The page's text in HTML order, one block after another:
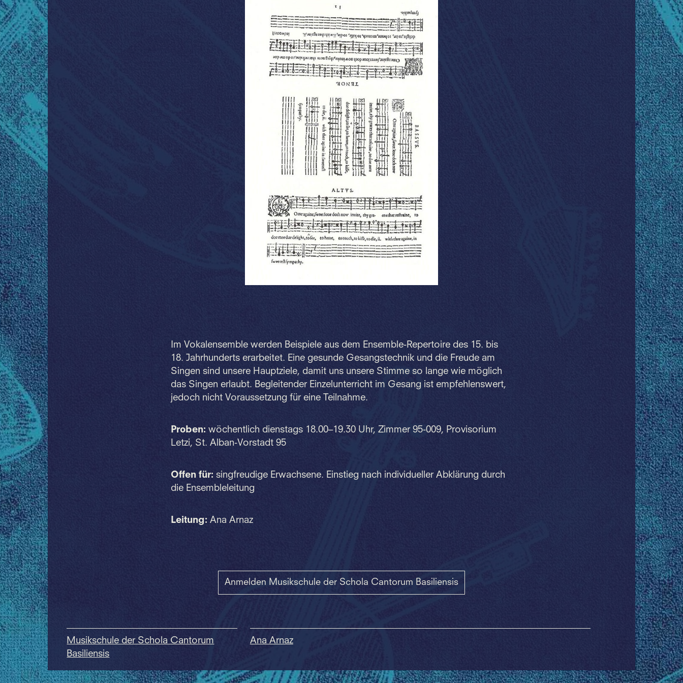
Im Vokalensemble werden Beispiele aus dem Ensemble-Repertoire des 15. bis
18. Jahrhunderts erarbeitet. Eine gesunde Gesangstechnik und die Freude am
Singen sind unsere Hauptziele, damit uns unsere Stimme so lange wie möglich
das Singen erlaubt. Begleitender Einzelunterricht im Gesang ist empfehlenswert,
jedoch nicht Voraussetzung für eine Teilnahme.
Proben: wöchentlich dienstags 18.00–19.30 Uhr, Zimmer 95-009, Provisorium
Letzi, St. Alban-Vorstadt 95
Offen für: singfreudige Erwachsene. Einstieg nach individueller Abklärung durch
die Ensembleleitung
Leitung: Ana Arnaz
Anmelden Musikschule der Schola Cantorum Basiliensis
Musikschule der Schola Cantorum
Basiliensis
Ana Arnaz